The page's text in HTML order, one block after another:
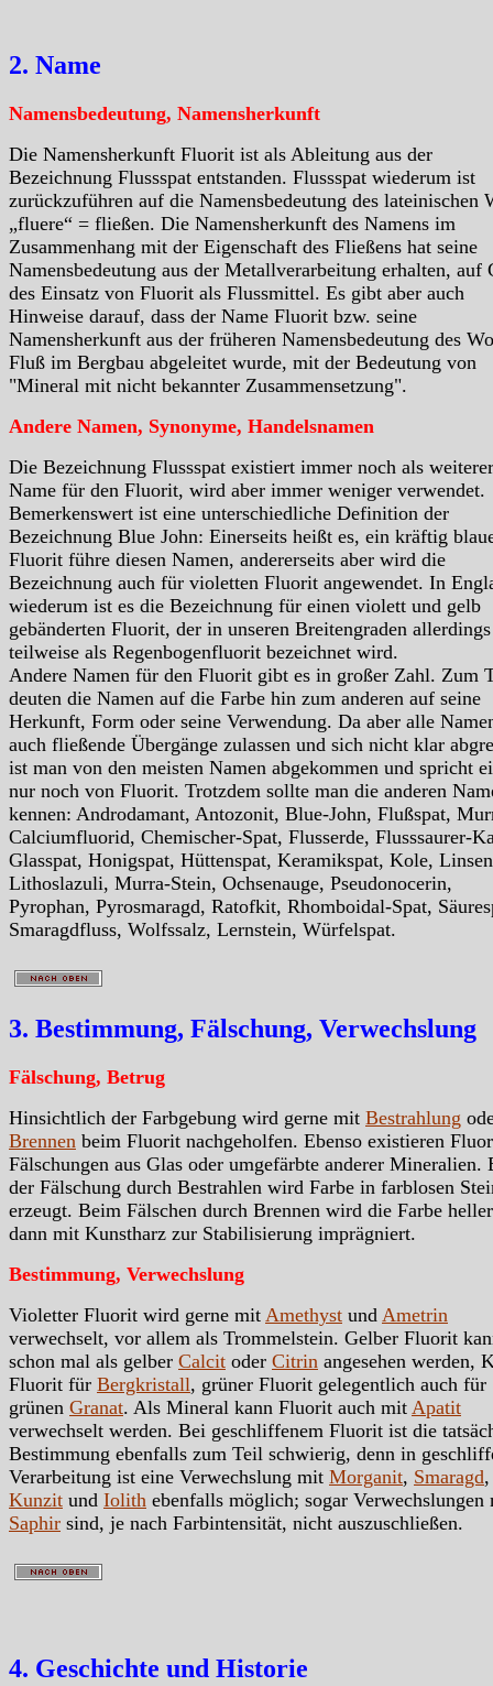
2. Name
Namensbedeutung, Namensherkunft
Die Namensherkunft Fluorit ist als Ableitung aus der
Bezeichnung Flussspat entstanden. Flussspat wiederum ist
zurückzuführen auf die Namensbedeutung des lateinischen
„fluere“ = fließen. Die Namensherkunft des Namens im
Zusammenhang mit der Eigenschaft des Fließens hat seine
Namensbedeutung aus der Metallverarbeitung erhalten, auf
des Einsatz von Fluorit als Flussmittel. Es gibt aber auch
Hinweise darauf, dass der Name Fluorit bzw. seine
Namensherkunft aus der früheren Namensbedeutung des
Fluß im Bergbau abgeleitet wurde, mit der Bedeutung von
"Mineral mit nicht bekannter Zusammensetzung".
Andere Namen, Synonyme, Handelsnamen
Die Bezeichnung Flussspat existiert immer noch als weiterer
Name für den Fluorit, wird aber immer weniger verwendet.
Bemerkenswert ist eine unterschiedliche Definition der
Bezeichnung Blue John: Einerseits heißt es, ein kräftig
Fluorit führe diesen Namen, andererseits aber wird die
Bezeichnung auch für violetten Fluorit angewendet. In
wiederum ist es die Bezeichnung für einen violett und gelb
gebänderten Fluorit, der in unseren Breitengraden allerdings
teilweise als Regenbogenfluorit bezeichnet wird.
Andere Namen für den Fluorit gibt es in großer Zahl. Zum
deuten die Namen auf die Farbe hin zum anderen auf seine
Herkunft, Form oder seine Verwendung. Da aber alle
auch fließende Übergänge zulassen und sich nicht klar
ist man von den meisten Namen abgekommen und spricht
nur noch von Fluorit. Trotzdem sollte man die anderen
kennen: Androdamant, Antozonit, Blue-John, Flußspat,
Calciumfluorid, Chemischer-Spat, Flusserde, Flusssaurer-
Glasspat, Honigspat, Hüttenspat, Keramikspat, Kole,
Lithoslazuli, Murra-Stein, Ochsenauge, Pseudonocerin,
Pyrophan, Pyrosmaragd, Ratofkit, Rhomboidal-Spat,
Smaragdfluss, Wolfssalz, Lernstein, Würfelspat.
3. Bestimmung, Fälschung, Verwechslung
Fälschung, Betrug
Hinsichtlich der Farbgebung wird gerne mit Bestrahlung
Brennen beim Fluorit nachgeholfen. Ebenso existieren
Fälschungen aus Glas oder umgefärbte anderer Mineralien.
der Fälschung durch Bestrahlen wird Farbe in farblosen
erzeugt. Beim Fälschen durch Brennen wird die Farbe
dann mit Kunstharz zur Stabilisierung imprägniert.
Bestimmung, Verwechslung
Violetter Fluorit wird gerne mit Amethyst und Ametrin
verwechselt, vor allem als Trommelstein. Gelber Fluorit
schon mal als gelber Calcit oder Citrin angesehen werden,
Fluorit für Bergkristall, grüner Fluorit gelegentlich auch für
grünen Granat. Als Mineral kann Fluorit auch mit Apatit
verwechselt werden. Bei geschliffenem Fluorit ist die
Bestimmung ebenfalls zum Teil schwierig, denn in
Verarbeitung ist eine Verwechslung mit Morganit, Smaragd,
Kunzit und Iolith ebenfalls möglich; sogar Verwechslungen
Saphir sind, je nach Farbintensität, nicht auszuschließen.
4. Geschichte und Historie